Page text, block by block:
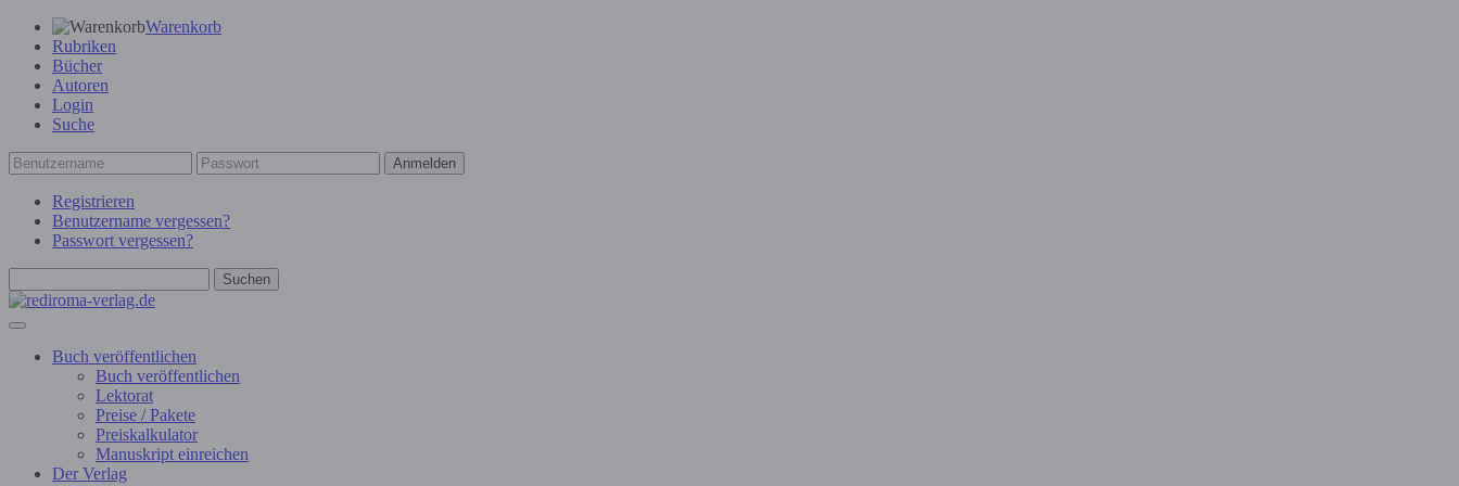
Warenkorb
Rubriken
Bücher
Autoren
Login
Suche
Anmelden
Registrieren
Benutzername vergessen?
Passwort vergessen?
Suchen
Buch veröffentlichen
Buch veröffentlichen
Lektorat
Preise / Pakete
Preiskalkulator
Manuskript einreichen
Der Verlag